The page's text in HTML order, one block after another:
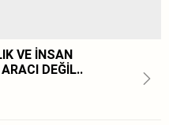
VE İNSAN
DEĞİL..